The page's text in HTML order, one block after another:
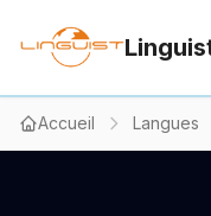
Accueil Langues